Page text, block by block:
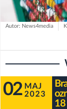
Autor: News4media
02 MAJ
2023
18